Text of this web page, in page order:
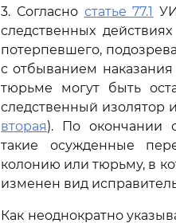
3. Согласно статье 77.1
следственных
потерпевшего,
с отбыванием
тюрьме могут быть
следственный изолятор
вторая). По окончании
такие осужденные
колонию или тюрьму, в
изменен вид
Как неоднократно